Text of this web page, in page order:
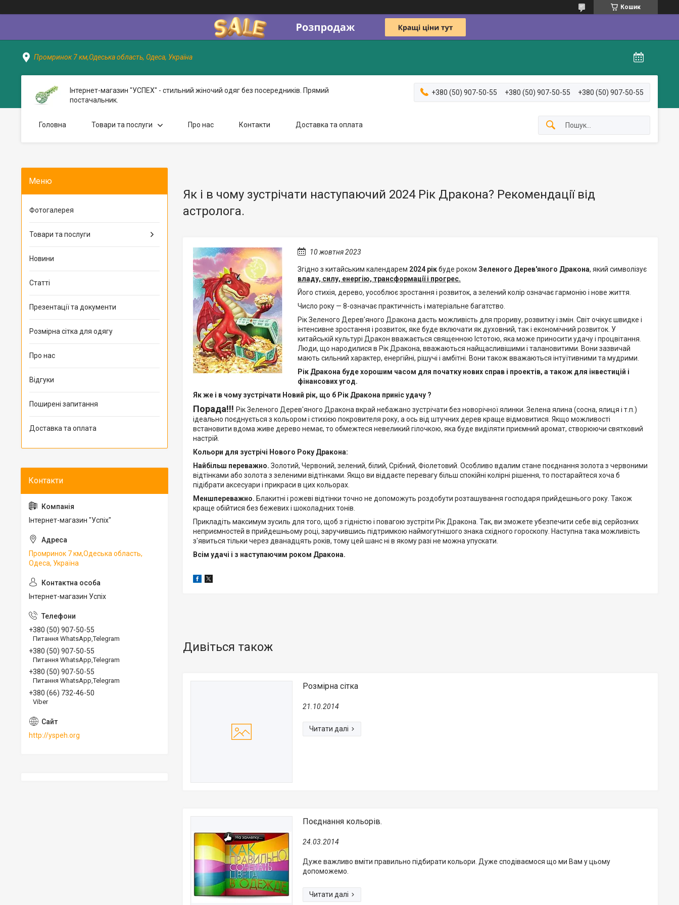
Кошик
Промринок 7 км,Одеська область, Одеса, Україна
Інтернет-магазин "УСПЕХ" - стильний жіночий одяг без посередників. Прямий
постачальник.
+380 (50) 907-50-55 +380 (50) 907-50-55 +380 (50) 907-50-55
Головна Товари та послуги Про нас Контакти Доставка та оплата
Як і в чому зустрічати наступаючий 2024 Рік Дракона? Рекомендації від
астролога.
10 жовтня 2023
Згідно з китайським календарем 2024 рікбуде роком Зеленого Дерев'яного Дракона, який символізує
владу, силу, енергію, трансформації і прогрес.
Його стихія, дерево, уособлює зростання і розвиток, а зелений колір означає гармонію і нове життя.
Число року — 8-означає практичність і матеріальне багатство.
Рік Зеленого Дерев'яного Дракона дасть можливість для прориву, розвитку і змін. Світ очікує швидке і
інтенсивне зростання і розвиток, яке буде включати як духовний, так і економічний розвиток. У
китайській культурі Дракон вважається священною Істотою, яка може приносити удачу і процвітання.
Люди, що народилися в Рік Дракона, вважаються найщасливішими і талановитими. Вони зазвичай
мають сильний характер, енергійні, рішучі і амбітні. Вони також вважаються інтуїтивними та мудрими.
Рік Дракона буде хорошим часом для початку нових справ і проектів, а також для інвестицій і
фінансових угод.
Як же і в чому зустрічати Новий рік, що б Рік Дракона приніс удачу ?
Порада!!! Рік Зеленого Дерев'яного Дракона вкрай небажано зустрічати без новорічної ялинки. Зелена ялина (сосна, ялиця і т.п.)
ідеально поєднується з кольором і стихією покровителя року, а ось від штучних дерев краще відмовитися. Якщо можливості
встановити вдома живе дерево немає, то обмежтеся невеликий гілочкою, яка буде виділяти приємний аромат, створюючи святковий
настрій.
Кольори для зустрічі Нового Року Дракона:
Найбільш переважно. Золотий, Червоний, зелений, білий, Срібний, Фіолетовий. Особливо вдалим стане поєднання золота з червоними
відтінками або золота з зеленими відтінками. Якщо ви віддаєте перевагу більш спокійні колірні рішення, то постарайтеся хоча б
підібрати аксесуари і прикраси в цих кольорах.
Меншпереважно. Блакитні і рожеві відтінки точно не допоможуть роздобути розташування господаря прийдешнього року. Також
краще обійтися без бежевих і шоколадних тонів.
Прикладіть максимум зусиль для того, щоб з гідністю і повагою зустріти Рік Дракона. Так, ви зможете убезпечити себе від серйозних
неприємностей в прийдешньому році, заручившись підтримкою наймогутнішого знака східного гороскопу. Наступна така можливість
з'явиться тільки через дванадцять років, тому цей шанс ні в якому разі не можна упускати.
Всім удачі і з наступаючим роком Дракона.
Розмірна сітка
21.10.2014
Поєднання кольорів.
24.03.2014
Дуже важливо вміти правильно підбирати кольори. Дуже сподіваємося що ми Вам у цьому
допоможемо.
Фотогалерея
Товари та послуги
Новини
Статті
Презентації та документи
Розмірна сітка для одягу
Про нас
Відгуки
Поширені запитання
Доставка та оплата
Інтернет-магазин "Успіх"
Промринок 7 км,Одеська область,
Одеса, Україна
Інтернет-магазин Успіх
+380 (50) 907-50-55
Питання WhatsApp,Telegram
+380 (50) 907-50-55
Питання WhatsApp,Telegram
+380 (50) 907-50-55
Питання WhatsApp,Telegram
+380 (66) 732-46-50
Viber
http://yspeh.org